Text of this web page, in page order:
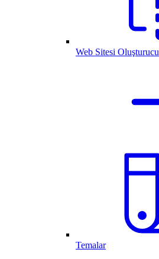
Web Sitesi Oluşturucu
Temalar